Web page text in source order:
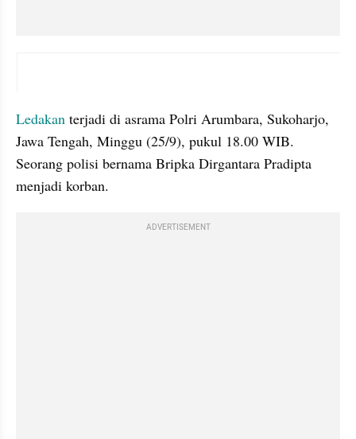
Ledakan terjadi di asrama Polri Arumbara, Sukoharjo,
Jawa Tengah, Minggu (25/9), pukul 18.00 WIB.
Seorang polisi bernama Bripka Dirgantara Pradipta
menjadi korban.
ADVERTISEMENT